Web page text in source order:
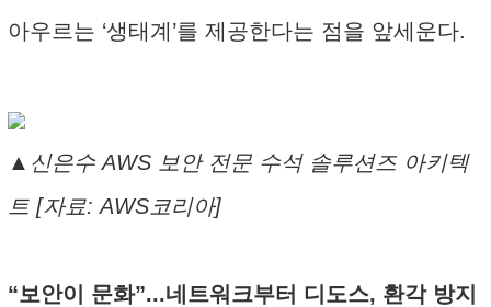
아우르는 ‘생태계’를 제공한다는 점을 앞세운다.
▲신은수 AWS 보안 전문 수석 솔루션즈 아키텍
트 [자료: AWS코리아]
“보안이 문화”...네트워크부터 디도스, 환각 방지